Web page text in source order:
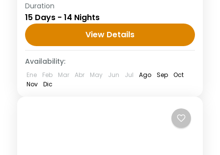
15 días desde Casablanca al desierto
Merzouga Día 1: Casablanca Llegada a
Aeropuerto de Casablanca 15 días desde
Casablanca al desierto Merzouga. Su guía
turístico...
Duration
15 Days - 14 Nights
View Details
Availability:
Ene Feb Mar Abr May Jun Jul Ago Sep
Oct
Nov
Dic